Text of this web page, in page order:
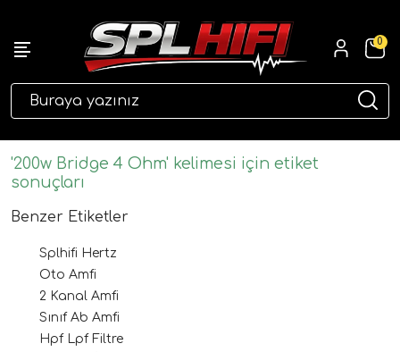
0
'200w Bridge 4 Ohm' kelimesi için etiket
sonuçları
Benzer Etiketler
Splhifi Hertz
Oto Amfi
2 Kanal Amfi
Sınıf Ab Amfi
Hpf Lpf Filtre